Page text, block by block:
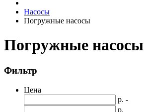
Насосы
Погружные насосы
Погружные насосы
Фильтр
Цена
р. -
р.